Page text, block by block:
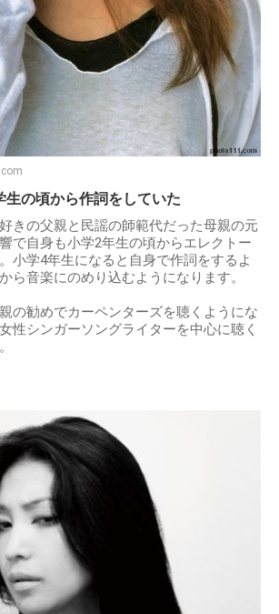
生の頃から作詞をしていた
きの父親と民謡の師範代だった母親の元
で自身も小学2年生の頃からエレクトー
小学4年生になると自身で作詞をするよ
ら音楽にのめり込むようになります。
の勧めでカーペンターズを聴くようにな
性シンガーソングライターを中心に聴く